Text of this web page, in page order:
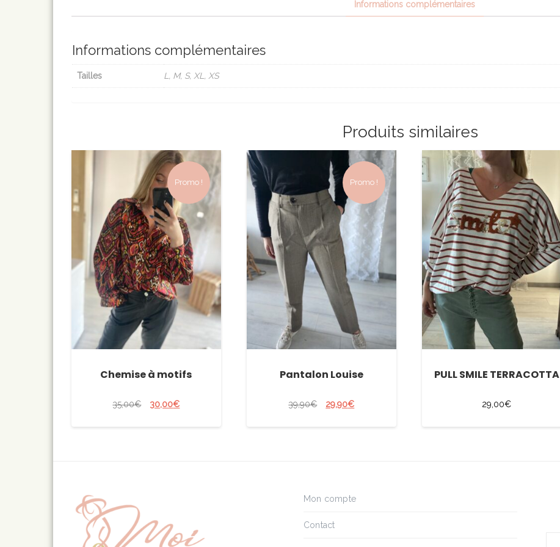
Informations complémentaires
Informations complémentaires
Tailles L, M, S, XL, XS
Produits similaires
Promo !
Chemise à motifs
35,00€ 30,00€
Promo !
Pantalon Louise
39,90€ 29,90€
PULL SMILE TERRACOTTA
29,00€
Mon compte
Contact